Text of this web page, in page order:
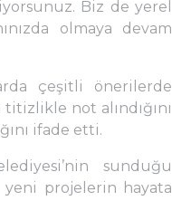
Biz de yerel
olmaya devam
çeşitli önerilerde
not alındığını
ifade etti.
sunduğu
projelerin hayata